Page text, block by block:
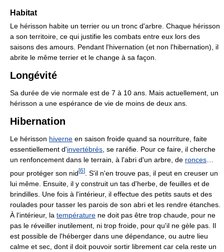
Habitat
Le hérisson habite un terrier ou un tronc d'arbre. Chaque hérisson
a son territoire, ce qui justifie les combats entre eux lors des
saisons des amours. Pendant l'hivernation (et non l'hibernation), il
abrite le même terrier et le change à sa façon.
Longévité
Sa durée de vie normale est de 7 à 10 ans. Mais actuellement, un
hérisson a une espérance de vie de moins de deux ans.
Hibernation
Le hérisson hiverne en saison froide quand sa nourriture, faite
essentiellement d'invertébrés , se raréfie. Pour ce faire, il cherche
un renfoncement dans le terrain, à l'abri d'un arbre, de ronces
pour protéger son nid[6]
. S'il n'en trouve pas, il peut en creuser un
lui même. Ensuite, il y construit un tas d'herbe, de feuilles et de
brindilles. Une fois à l'intérieur, il effectue des petits sauts et des
roulades pour tasser les parois de son abri et les rendre étanches.
À l'intérieur, la température ne doit pas être trop chaude, pour ne
pas le réveiller inutilement, ni trop froide, pour qu'il ne gèle pas. Il
est possible de l'héberger dans une dépendance, ou autre lieu
calme et sec, dont il doit pouvoir sortir librement car cela reste un